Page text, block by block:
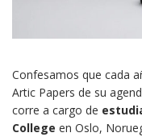
Confesamos que cada
Artic Papers de su
corre a cargo de
College en Oslo,